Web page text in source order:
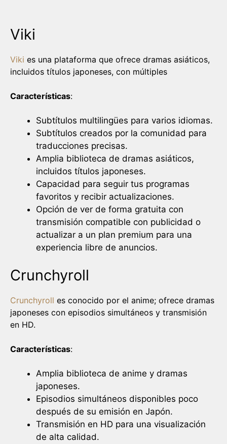
Viki
Viki es una plataforma que ofrece dramas asiáticos,
incluidos títulos japoneses, con múltiples
Características:
Subtítulos multilingües para varios idiomas.
Subtítulos creados por la comunidad para
traducciones precisas.
Amplia biblioteca de dramas asiáticos,
incluidos títulos japoneses.
Capacidad para seguir tus programas
favoritos y recibir actualizaciones.
Opción de ver de forma gratuita con
transmisión compatible con publicidad o
actualizar a un plan premium para una
experiencia libre de anuncios.
Crunchyroll
Crunchyroll es conocido por el anime; ofrece dramas
japoneses con episodios simultáneos y transmisión
en HD.
Características:
Amplia biblioteca de anime y dramas
japoneses.
Episodios simultáneos disponibles poco
después de su emisión en Japón.
Transmisión en HD para una visualización
de alta calidad.